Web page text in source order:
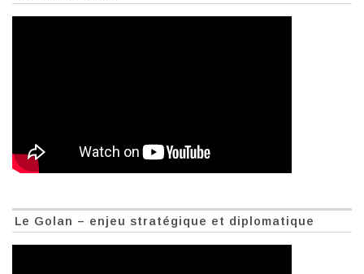
Le Golan – enjeu stratégique et diplomatique